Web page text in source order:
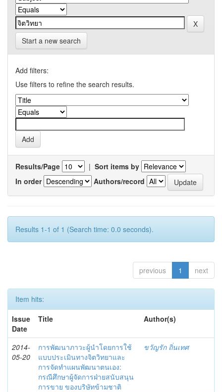
Start a new search
Add filters:
Use filters to refine the search results.
Results/Page | Sort items by
In order
Authors/record
Results 1-1 of 1 (Search time: 0.0 seconds).
previous 1 next
Item hits:
Issue
Date
Title Author(s)
2014-
05-20
การพัฒนาภาวะผู้นำโดยการใช้
แบบประเมินทางจิตวิทยาและ
การจัดทำแผนพัฒนาตนเอง:
กรณีศึกษาผู้จัดการฝ่ายสนับสนุน
การขาย ของบริษัทข้ามชาติ
ขวัญรัก ถิ่นเทศ